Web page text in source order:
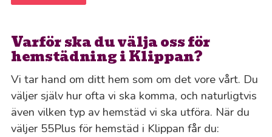
Varför ska du välja oss för
hemstädning i Klippan?
Vi tar hand om ditt hem som om det vore vårt. Du
väljer själv hur ofta vi ska komma, och naturligtvis
även vilken typ av hemstäd vi ska utföra. När du
väljer 55Plus för hemstäd i Klippan får du: